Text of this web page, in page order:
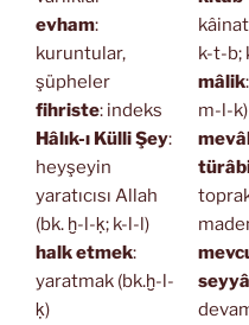
evham:
kuruntular,
şüpheler
fihriste: indeks
Hâlık-ı Külli Şey:
heyşeyin
yaratıcısı Allah
(bk. ḫ-l-ḳ; k-l-l)
halk etmek:
yaratmak (bk.ḫ-l-
ḳ)
k-t-b;
mâlik
m-l-k)